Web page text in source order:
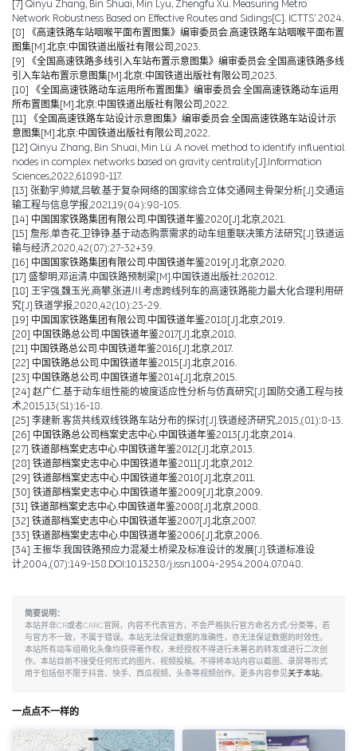
[7] Qinyu Zhang, Bin Shuai, Min Lyu, Zhengfu Xu. Measuring Metro
Network Robustness Based on Effective Routes and Sidings[C]. ICTTS’ 2024.
[8]
《高速铁路车站咽喉平面布置图集》编审委员会.高速铁路车站咽喉平面布置
图集[M].北京:中国铁道出版社有限公司,2023.
[9]
《全国高速铁路多线引入车站布置示意图集》编审委员会.全国高速铁路多线
引入车站布置示意图集[M].北京:中国铁道出版社有限公司,2023.
[10]
《全国高速铁路动车运用所布置图集》编审委员会.全国高速铁路动车运用
所布置图集[M].北京:中国铁道出版社有限公司,2022.
[11]
《全国高速铁路车站设计示意图集》编审委员会.全国高速铁路车站设计示
意图集[M].北京:中国铁道出版社有限公司,2022.
[12] Qinyu Zhang, Bin Shuai, Min Lü .A novel method to identify influential
nodes in complex networks based on gravity centrality[J].Information
Sciences,2022,61898-117.
[13] 张勤宇,帅斌,吕敏.基于复杂网络的国家综合立体交通网主骨架分析[J].交通运
输工程与信息学报,2021,19(04):98-105.
[14] 中国国家铁路集团有限公司.中国铁道年鉴2020[J].北京,2021.
[15] 詹彤,单杏花,卫铮铮.基于动态购票需求的动车组重联决策方法研究[J].铁道运
输与经济,2020,42(07):27-32+39.
[16] 中国国家铁路集团有限公司.中国铁道年鉴2019[J].北京,2020.
[17] 盛黎明,邓运清.中国铁路预制梁[M].中国铁道出版社:202012.
[18] 王宇强,魏玉光,商攀,张进川.考虑跨线列车的高速铁路能力最大化合理利用研
究[J].铁道学报,2020,42(10):23-29.
[19] 中国国家铁路集团有限公司.中国铁道年鉴2018[J].北京,2019.
[20] 中国铁路总公司.中国铁道年鉴2017[J].北京,2018.
[21] 中国铁路总公司.中国铁道年鉴2016[J].北京,2017.
[22] 中国铁路总公司.中国铁道年鉴2015[J].北京,2016.
[23] 中国铁路总公司.中国铁道年鉴2014[J].北京,2015.
[24] 赵广仁.基于动车组性能的坡度适应性分析与仿真研究[J].国防交通工程与技
术,2015,13(S1):16-18.
[25] 李建新.客货共线双线铁路车站分布的探讨[J].铁道经济研究,2015,(01):8-13.
[26] 中国铁路总公司档案史志中心.中国铁道年鉴2013[J].北京,2014.
[27] 铁道部档案史志中心.中国铁道年鉴2012[J].北京,2013.
[28] 铁道部档案史志中心.中国铁道年鉴2011[J].北京,2012.
[29] 铁道部档案史志中心.中国铁道年鉴2010[J].北京,2011.
[30] 铁道部档案史志中心.中国铁道年鉴2009[J].北京,2009.
[31] 铁道部档案史志中心.中国铁道年鉴2008[J].北京,2008.
[32] 铁道部档案史志中心.中国铁道年鉴2007[J].北京,2007.
[33] 铁道部档案史志中心.中国铁道年鉴2006[J].北京,2006.
[34] 王振华.我国铁路预应力混凝土桥梁及标准设计的发展[J].铁道标准设
计,2004,(07):149-158.DOI:10.13238/j.issn.1004-2954.2004.07.048.
简要说明：
本站并非CR或者CRRC官网，内容不代表官方，不会严格执行官方命名方式/分类等，若
与官方不一致，不属于错误。本站无法保证数据的准确性，亦无法保证数据的时效性。
本站所有动车组萌化头像均获得著作权，未经授权不得进行未署名的转发或进行二次创
作。本站目前不接受任何形式的图片、视频投稿。不得将本站内容以截图、录屏等形式
用于包括但不限于抖音、快手、西瓜视频、头条等视频创作。更多内容参见关于本站。
一点点不一样的